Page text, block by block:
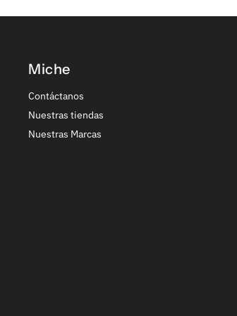
Miche
Contáctanos
Nuestras tiendas
Nuestras Marcas